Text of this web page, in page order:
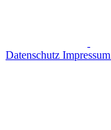
Datenschutz Impressum